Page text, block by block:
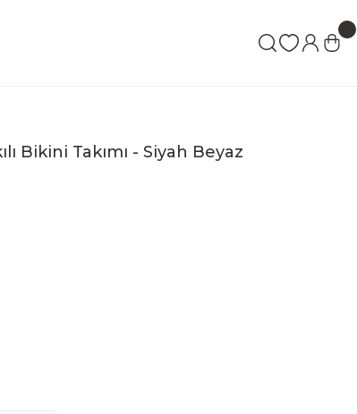
Bikini Takımı - Siyah Beyaz